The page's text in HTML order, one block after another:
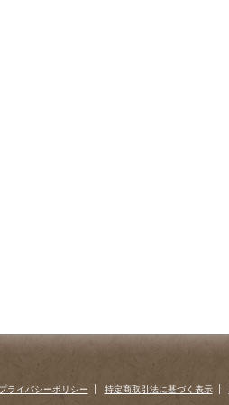
ライバシーポリシー 特定商取引法に基づく表示